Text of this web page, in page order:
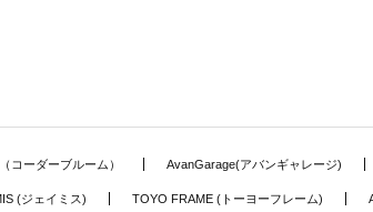
コーダーブルーム） AvanGarage(アバンギャレージ)
(ジェイミス) TOYO FRAME (トーヨーフレーム)